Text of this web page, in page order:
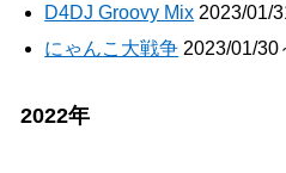
D4DJ Groovy Mix 2023/01/
にゃんこ大戦争 2023/01/30
2022年